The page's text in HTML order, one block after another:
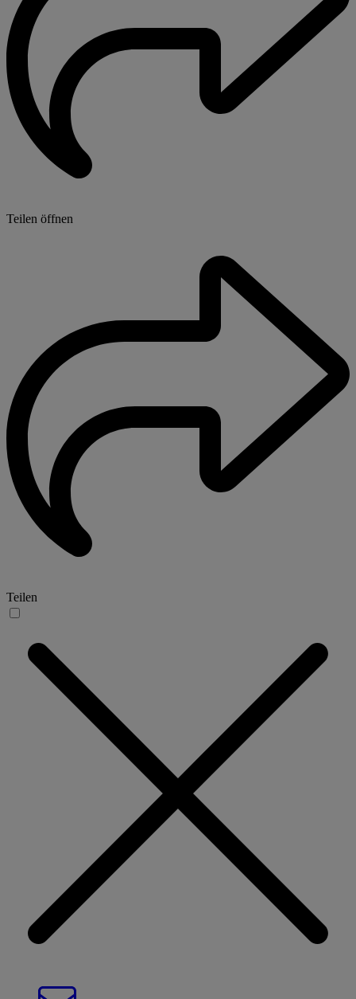
Teilen öffnen
Teilen